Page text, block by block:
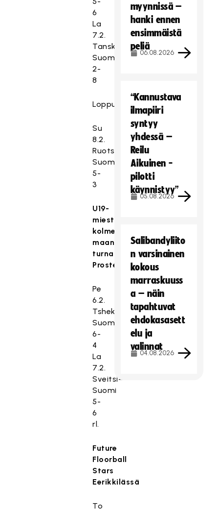
6
La
7.2.
Tanska–
Suomi
2-
8
Loppuottelu
Su
8.2.
Ruotsi–
Suomi
5-
3
U19-
miesten
kolmen
maan
turnaus
Prostejovissa
Pe
6.2.
Tshekki–
Suomi
6-
4
La
7.2.
Sveitsi–
Suomi
5-
6
rl.
Future
Floorball
Stars
Eerikkilässä
To
myynnissä –
hanki ennen
ensimmäistä
peliä
06.08.2026
“Kannustava
ilmapiiri
syntyy
yhdessä –
Reilu
Aikuinen -
pilotti
käynnistyy”
05.08.2026
Salibandyliito
n varsinainen
kokous
marraskuuss
a – näin
tapahtuvat
ehdokasasett
elu ja
valinnat
04.08.2026